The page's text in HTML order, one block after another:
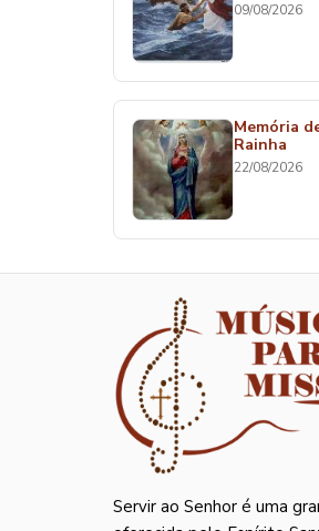
09/08/2026
Memória
Rainha
22/08/2026
Servir ao Senhor é uma